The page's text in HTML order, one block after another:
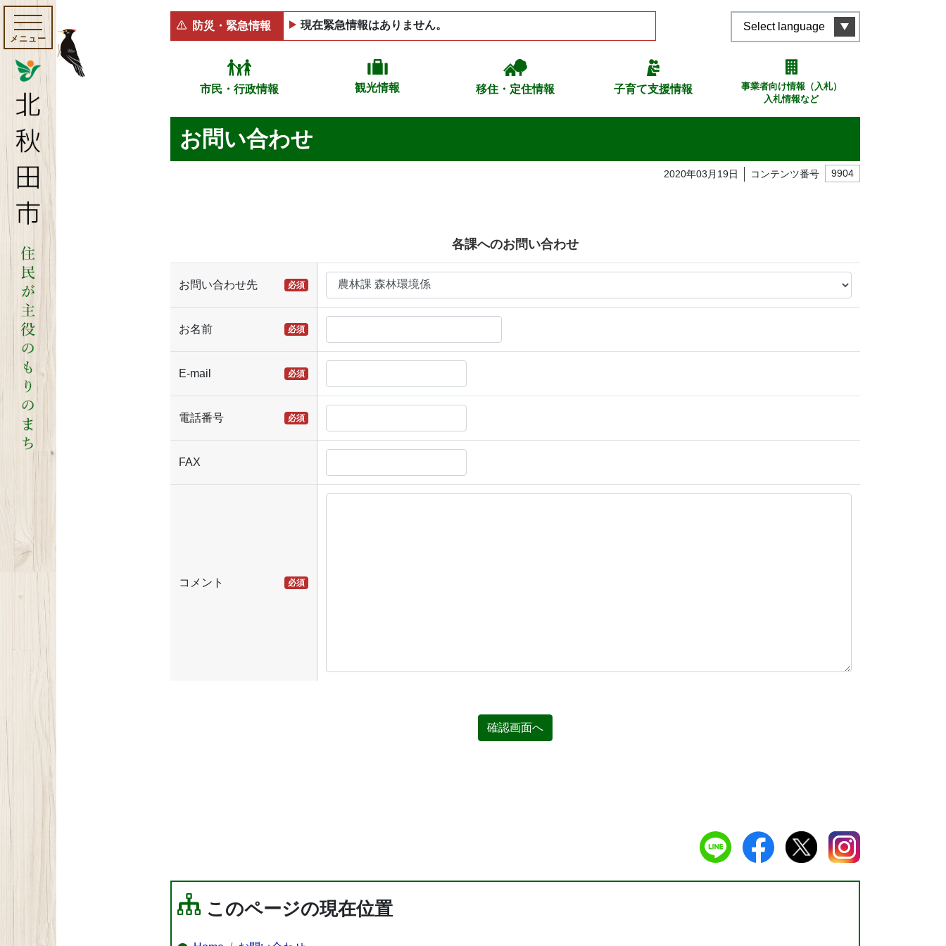
メニュー
防災・緊急情報 現在緊急情報はありません。 Select language
市民・行政情報 観光情報 移住・定住情報 子育て支援情報
事業者向け情報（入札）
入札情報など
お問い合わせ
2020年03月19日 コンテンツ番号 9904
各課へのお問い合わせ
お問い合わせ先 必須
お名前 必須
E-mail 必須
電話番号 必須
FAX
コメント 必須
確認画面へ
このページの現在位置